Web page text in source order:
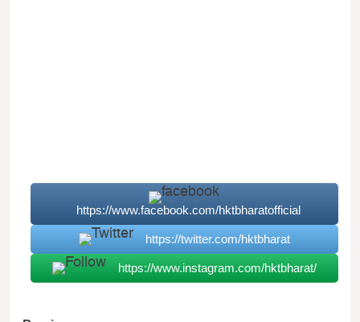
https://www.facebook.com/hktbharatofficial
https://twitter.com/hktbharat
https://www.instagram.com/hktbharat/